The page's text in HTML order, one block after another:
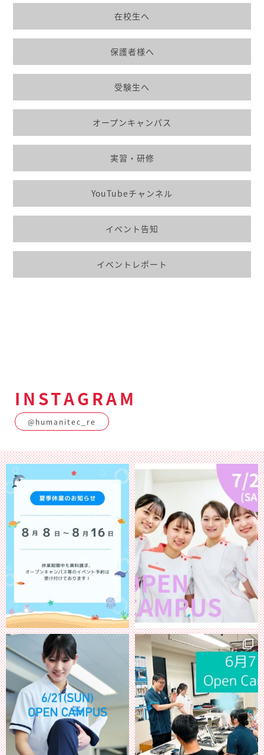
在校生へ
保護者様へ
受験生へ
オープンキャンパス
実習・研修
YouTubeチャンネル
イベント告知
イベントレポート
INSTAGRAM
@humanitec_re